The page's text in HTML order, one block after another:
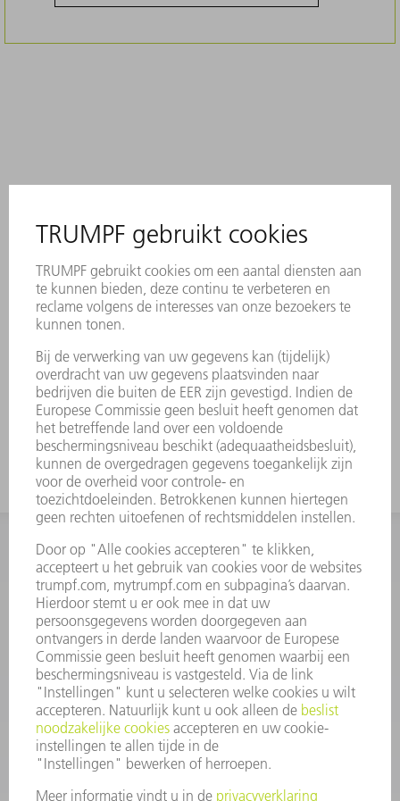
INFORMATIE
Veel gestelde vragen
Algemene voorwaarden
CONTACT
+31 88 4002 400
Ma. - vr. 8.00 - 17.00 uur
onderdelen.tnl@de.trumpf.com